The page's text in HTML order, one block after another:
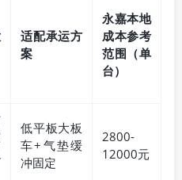
适配承运方
案
永嘉本地
成本参考
范围（单
台）
低平板大板
车+气垫缓
冲固定
2800-
12000元